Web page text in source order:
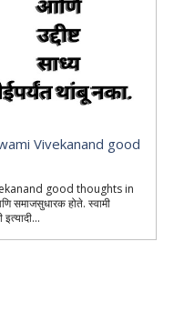
Swami Vivekanand good
good thoughts in
समाजसुधारक होते. स्वामी
इत्यादी...